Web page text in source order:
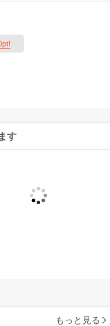
す
もっと見る